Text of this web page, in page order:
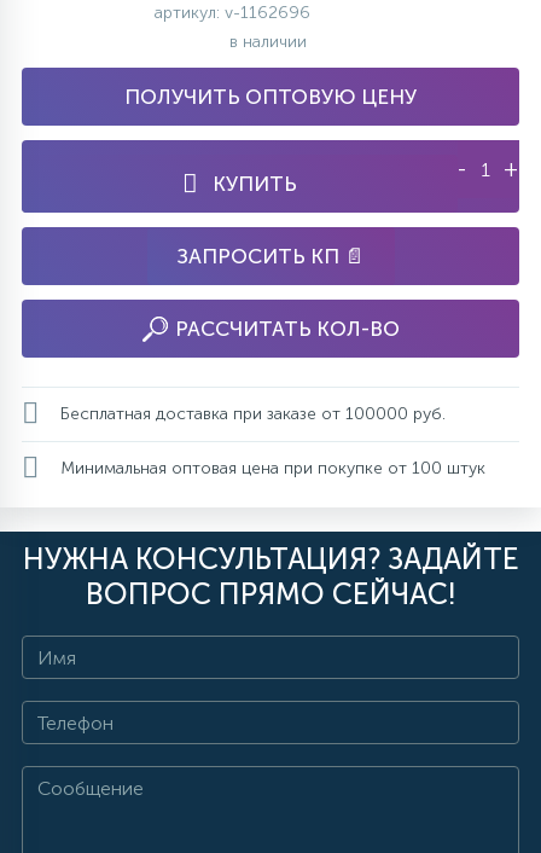
артикул: v-1162696
в наличии
ПОЛУЧИТЬ ОПТОВУЮ ЦЕНУ
КУПИТЬ
- +
ЗАПРОСИТЬ КП 📄
РАССЧИТАТЬ КОЛ-ВО
Бесплатная доставка при заказе от 100000 руб.
Минимальная оптовая цена при покупке от 100 штук
НУЖНА КОНСУЛЬТАЦИЯ? ЗАДАЙТЕ
ВОПРОС ПРЯМО СЕЙЧАС!